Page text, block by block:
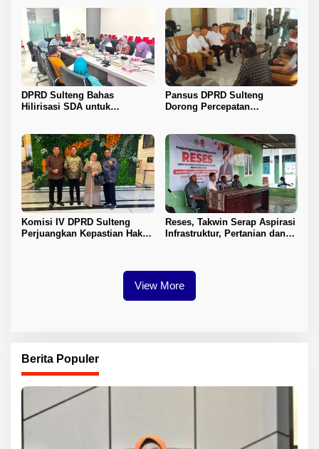
DPRD Sulteng Bahas
Hilirisasi SDA untuk
Pansus DPRD Sulteng
Dorong Percepatan
Komisi IV DPRD Sulteng
Perjuangkan Kepastian Hak
Reses, Takwin Serap Aspirasi
Infrastruktur, Pertanian dan
View More
Berita Populer